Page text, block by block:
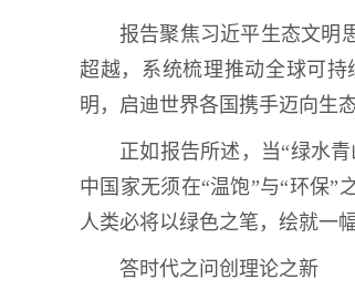
报告聚焦习近平生态文明
超越，系统梳理推动全球可
明，启迪世界各国携手迈向生
正如报告所述，当“绿水
中国家无须在“温饱”与“环保”
人类必将以绿色之笔，绘就一
答时代之问创理论之新